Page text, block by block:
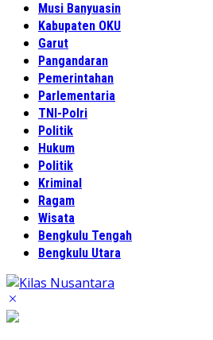
Musi Banyuasin
Kabupaten OKU
Garut
Pangandaran
Pemerintahan
Parlementaria
TNI-Polri
Politik
Hukum
Politik
Kriminal
Ragam
Wisata
Bengkulu Tengah
Bengkulu Utara